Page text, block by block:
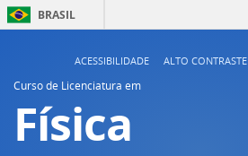
BRASIL
ACESSIBILIDADE ALTO CONTRASTE
Curso de Licenciatura em
Física